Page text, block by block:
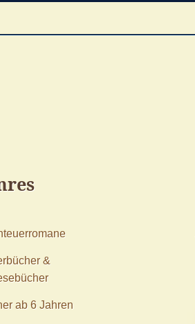
&
ab 6 Jahren